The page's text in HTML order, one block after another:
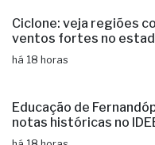
Ciclone: veja regiões
ventos fortes no
há 18 horas
Educação de
notas históricas no